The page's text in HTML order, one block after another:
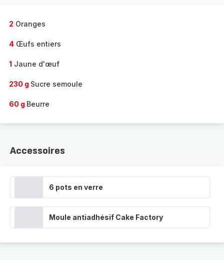
2 Oranges
4 Œufs entiers
1 Jaune d'œuf
230 g Sucre semoule
60 g Beurre
Accessoires
6 pots en verre
Moule antiadhésif Cake Factory